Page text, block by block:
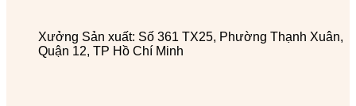
Xưởng Sản xuất: Số 361 TX25, Phường Thạnh Xuân,
Quận 12, TP Hồ Chí Minh